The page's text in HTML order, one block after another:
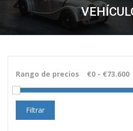
Rango de precios
Filtrar